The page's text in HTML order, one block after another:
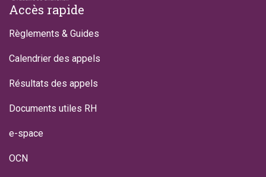
Footer
Accès rapide
Règlements & Guides
Calendrier des appels
Résultats des appels
Documents utiles RH
e-space
OCN